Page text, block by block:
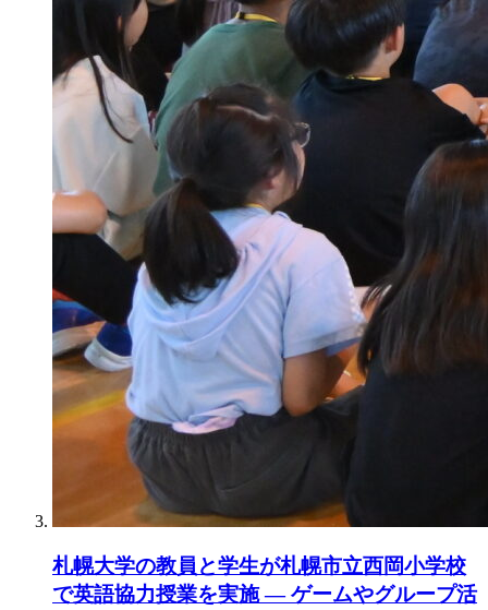
札幌大学の教員と学生が札幌市立西岡小学校
で英語協力授業を実施 ― ゲームやグループ活